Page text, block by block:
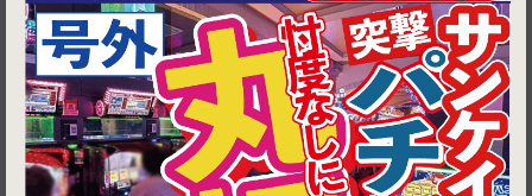
東十条 たばこすう喫煙所│野豚【たばこすう＋】